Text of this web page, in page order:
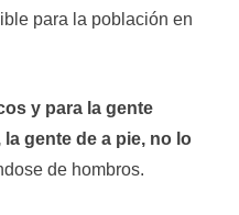
para la población en
y para la gente
gente de a pie, no lo
de hombros.